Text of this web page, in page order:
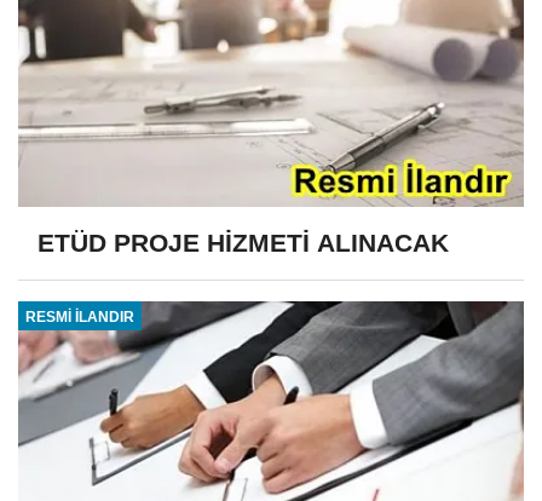
ETÜD PROJE HİZMETİ ALINACAK
RESMİ İLANDIR